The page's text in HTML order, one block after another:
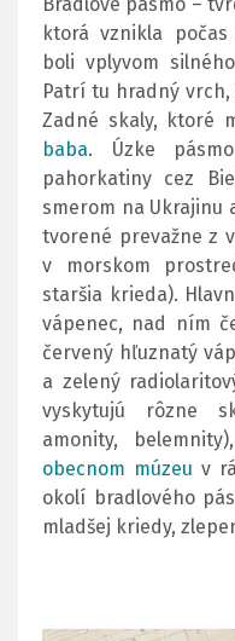
ktorá vznikla
boli vplyvom
Patrí tu hradný vrch,
Zadné skaly, ktoré
baba. Úzke
pahorkatiny cez
smerom na Ukrajinu
tvorené prevažne z
v morskom
staršia krieda).
vápenec, nad ním
červený hľuznatý
a zelený
vyskytujú rôzne
amonity,
obecnom múzeu v
okolí bradlového
mladšej kriedy,